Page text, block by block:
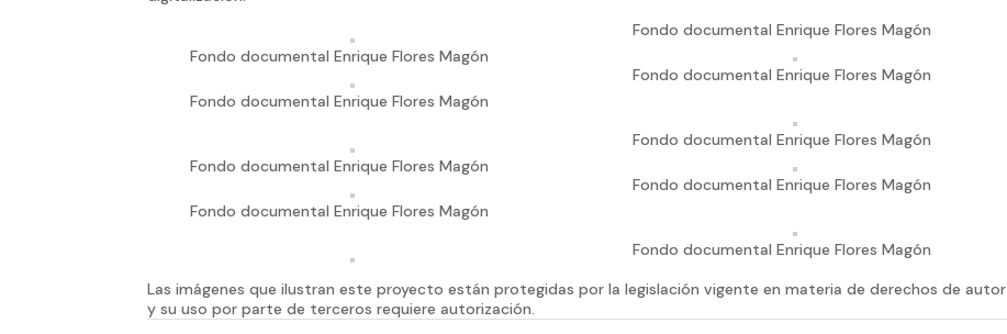
Fondo documental Enrique Flores Magón
Fondo documental Enrique Flores Magón
Fondo documental Enrique Flores Magón
Fondo documental Enrique Flores Magón
Fondo documental Enrique Flores Magón
Fondo documental Enrique Flores Magón
Fondo documental Enrique Flores Magón
Fondo documental Enrique Flores Magón
Fondo documental Enrique Flores Magón
Las imágenes que ilustran este proyecto están protegidas por la legislación vigente en materia de derechos de autor
y su uso por parte de terceros requiere autorización.